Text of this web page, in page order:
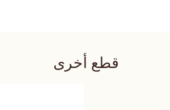
قطع أخرى